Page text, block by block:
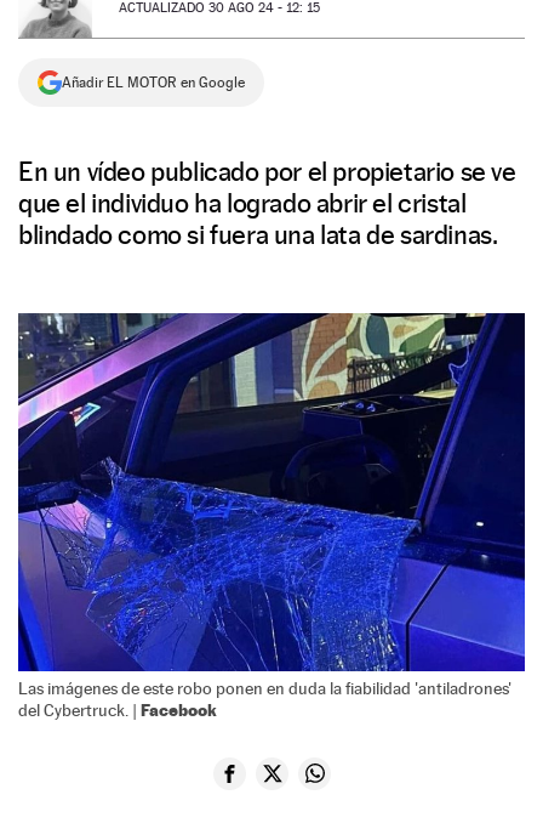
ACTUALIZADO 30 AGO 24 - 12: 15
Añadir EL MOTOR en Google
En un vídeo publicado por el propietario se ve
que el individuo ha logrado abrir el cristal
blindado como si fuera una lata de sardinas.
Las imágenes de este robo ponen en duda la fiabilidad 'antiladrones'
del Cybertruck. | Facebook